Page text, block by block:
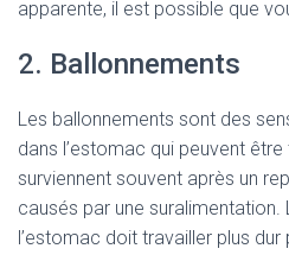
apparente, il est possible que
2. Ballonnements
Les ballonnements sont des
dans l’estomac qui peuvent
surviennent souvent après un
causés par une suralimentation.
l’estomac doit travailler plus